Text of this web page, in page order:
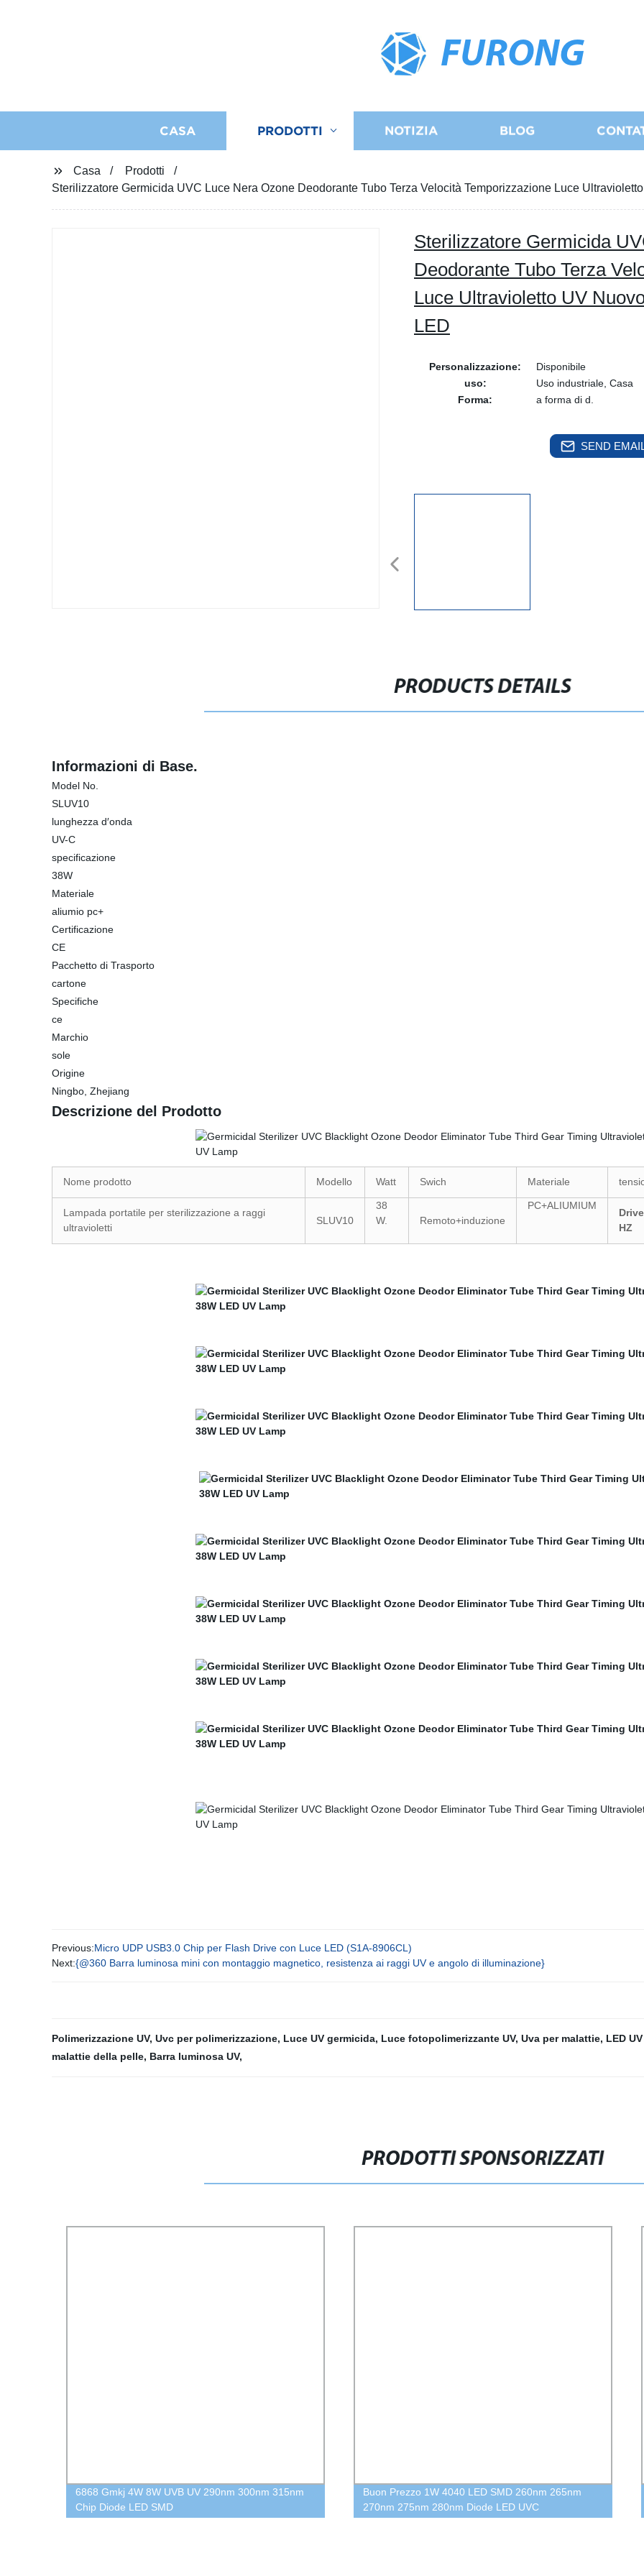
FURONG
CASA PRODOTTI NOTIZIA BLOG
Casa
Prodotti
Sterilizzatore Germicida UVC Luce Nera Ozone Deodorante Tubo Terza Velocità Temporizzazione Luce
Sterilizzatore Germicida
Deodorante Tubo Terza
Luce Ultravioletto UV
LED
Personalizzazione:
Disponibile
uso:
Uso industriale, Casa
Forma:
a forma di d.
SEND
PRODUCTS DETAILS
Informazioni di Base.
Model No.
SLUV10
lunghezza d′onda
UV-C
specificazione
38W
Materiale
aliumio pc+
Certificazione
CE
Pacchetto di Trasporto
cartone
Specifiche
ce
Marchio
sole
Origine
Ningbo, Zhejiang
Descrizione del Prodotto
Nome prodotto Modello Watt Swich Materiale
Lampada portatile per sterilizzazione a raggi
ultravioletti
SLUV10
38
W.
Remoto+induzione
PC+ALIUMIUM
HZ
Previous:Micro UDP USB3.0 Chip per Flash Drive con Luce LED (S1A-8906CL)
Next:{@360 Barra luminosa mini con montaggio magnetico, resistenza ai raggi UV e angolo di illuminazione}
Polimerizzazione UV, Uvc per polimerizzazione, Luce UV germicida, Luce fotopolimerizzante UV, Uva per malattie, LED
malattie della pelle, Barra luminosa UV,
PRODOTTI SPONSORIZZATI
6868 Gmkj 4W 8W UVB UV 290nm 300nm 315nm
Chip Diode LED SMD
Buon Prezzo 1W 4040 LED SMD 260nm 265nm
270nm 275nm 280nm Diode LED UVC